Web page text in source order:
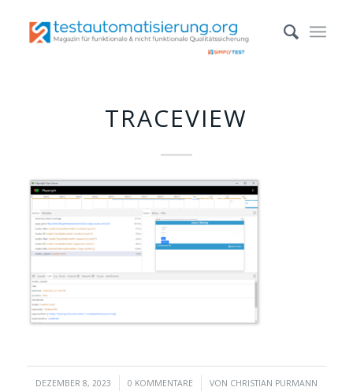
TRACEVIEW
DEZEMBER 8, 2023
/ 0 KOMMENTARE
/ VON CHRISTIAN PURMANN